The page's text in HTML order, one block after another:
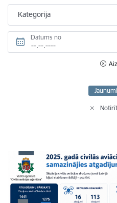
Kategorija
Datums no
Jaunumi